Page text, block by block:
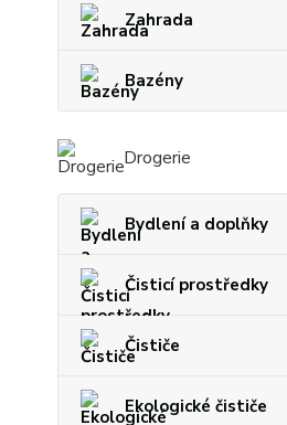
Zahrada
Bazény
Drogerie
Bydlení a doplňky
Čisticí prostředky
Čističe
Ekologické čističe